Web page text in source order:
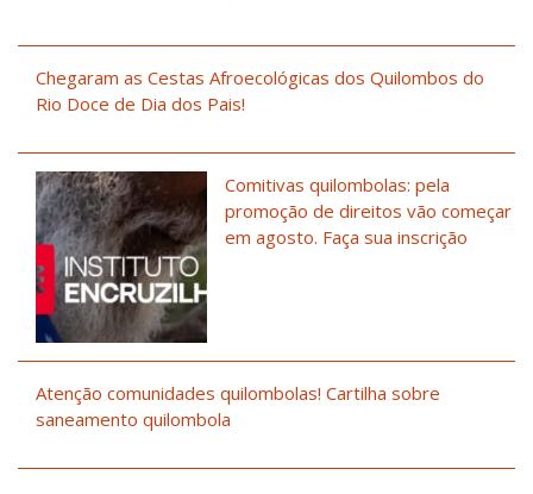
Chegaram as Cestas Afroecológicas dos Quilombos do
Rio Doce de Dia dos Pais!
Comitivas quilombolas: pela
promoção de direitos vão começar
em agosto. Faça sua inscrição
Atenção comunidades quilombolas! Cartilha sobre
saneamento quilombola